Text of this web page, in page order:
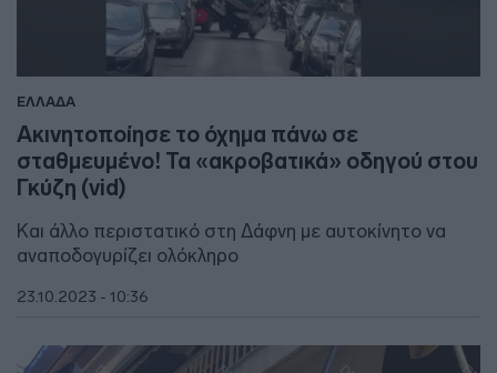
ΕΛΛΑΔΑ
Ακινητοποίησε το όχημα πάνω σε
σταθμευμένο! Τα «ακροβατικά» οδηγού στου
Γκύζη (vid)
Και άλλο περιστατικό στη Δάφνη με αυτοκίνητο να
αναποδογυρίζει ολόκληρο
23.10.2023 - 10:36